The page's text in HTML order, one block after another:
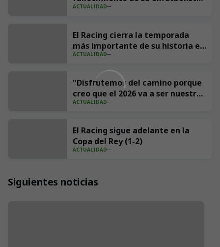
Andrés Parada ‘Suco’
ACTUALIDAD
El Racing cierra la temporada
más importante de su historia en
redes con 539 millones de
impresiones
ACTUALIDAD
"Disfrutemos del camino porque
creo que el 2026 va a ser nuestro
año"
ACTUALIDAD
El Racing sigue adelante en la
Copa del Rey (1-2)
ACTUALIDAD
Siguientes noticias